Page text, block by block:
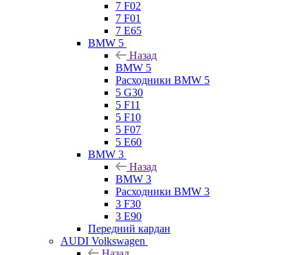
7 F02
7 F01
7 E65
BMW 5
Назад
BMW 5
Расходники BMW 5
5 G30
5 F11
5 F10
5 F07
5 E60
BMW 3
Назад
BMW 3
Расходники BMW 3
3 F30
3 E90
Передний кардан
AUDI Volkswagen